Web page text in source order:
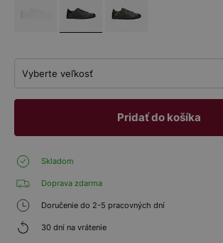
Vyberte veľkosť
Pridať do košíka
Skladom
Doprava zdarma
Doručenie do 2-5 pracovných dní
30 dní na vrátenie